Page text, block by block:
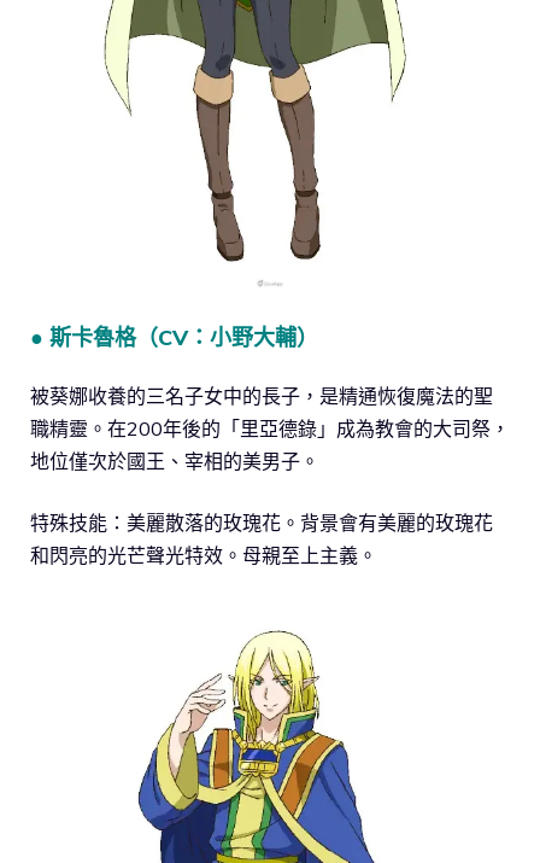
● 斯卡魯格（CV：小野大輔）
被葵娜收養的三名子女中的長子，是精通恢復魔法的聖
職精靈。在200年後的「里亞德錄」成為教會的大司祭，
地位僅次於國王、宰相的美男子。
特殊技能：美麗散落的玫瑰花。背景會有美麗的玫瑰花
和閃亮的光芒聲光特效。母親至上主義。